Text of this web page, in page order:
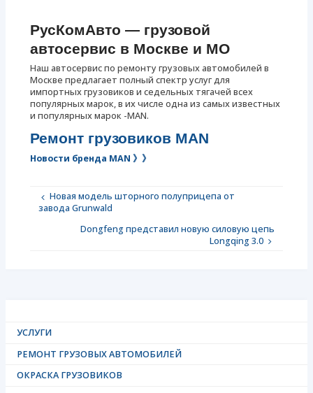
РусКомАвто — грузовой
автосервис в Москве и МО
Наш автосервис по ремонту грузовых автомобилей в
Москве предлагает полный спектр услуг для
импортных грузовиков и седельных тягачей всех
популярных марок, в их числе одна из самых известных
и популярных марок -MAN.
Ремонт грузовиков MAN
Новости бренда MAN 》》
Новая модель шторного полуприцепа от
завода Grunwald
Dongfeng представил новую силовую цепь
Longqing 3.0
УСЛУГИ
РЕМОНТ ГРУЗОВЫХ АВТОМОБИЛЕЙ
ОКРАСКА ГРУЗОВИКОВ